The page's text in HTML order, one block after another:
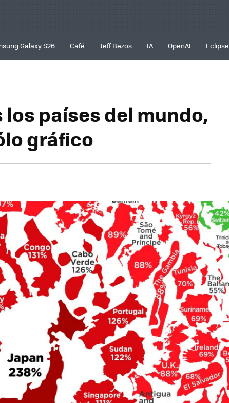
Galaxy S26 Café Jeff Bezos IA OpenAI Eclipse
países del mundo,
gráfico